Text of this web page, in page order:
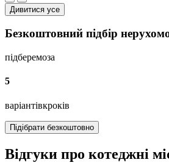
Дивитися усе
Безкоштовний підбір
підберемоза
5
варіантівкроків
Підібрати безкоштовно
Відгуки про котеджні